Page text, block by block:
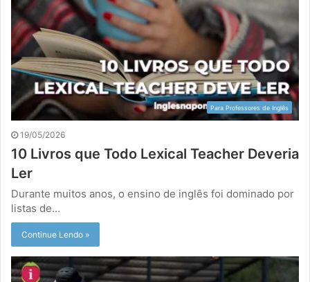
Para Professores de Inglês
19/05/2026
10 Livros que Todo Lexical Teacher Deveria
Ler
Durante muitos anos, o ensino de inglês foi dominado por
listas de…
Continue Lendo »